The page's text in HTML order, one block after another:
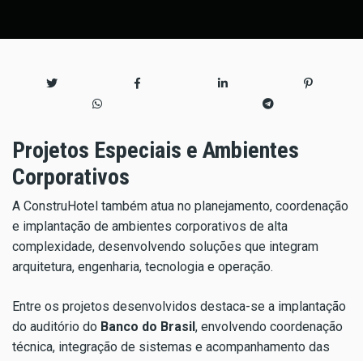
Projetos Especiais e Ambientes
Corporativos
A ConstruHotel também atua no planejamento, coordenação
e implantação de ambientes corporativos de alta
complexidade, desenvolvendo soluções que integram
arquitetura, engenharia, tecnologia e operação.
Entre os projetos desenvolvidos destaca-se a implantação
do auditório do Banco do Brasil, envolvendo coordenação
técnica, integração de sistemas e acompanhamento das